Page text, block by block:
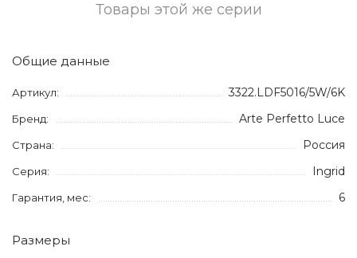
Товары этой же серии
Общие данные
Артикул: 3322.LDF5016/5W/6K
Бренд: Arte Perfetto Luce
Страна: Россия
Серия: Ingrid
Гарантия, мес: 6
Размеры